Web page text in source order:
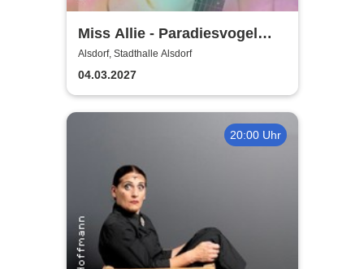
Miss Allie - Paradiesvogel
Tour
Alsdorf, Stadthalle Alsdorf
04.03.2027
20:00 Uhr